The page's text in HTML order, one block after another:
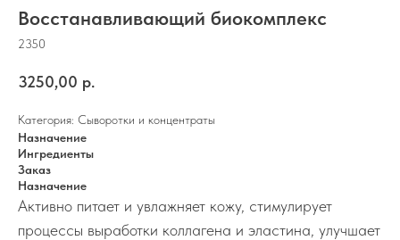
Восстанавливающий биокомплекс
2350
3250,00 р.
Категория: Сыворотки и концентраты
Назначение
Ингредиенты
Заказ
Назначение
Активно питает и увлажняет кожу, стимулирует
процессы выработки коллагена и эластина, улучшает